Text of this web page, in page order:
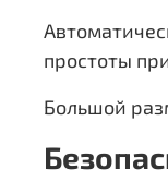
простоты
Большой